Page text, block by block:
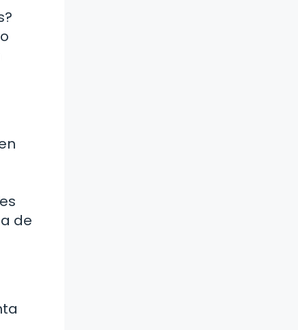
de